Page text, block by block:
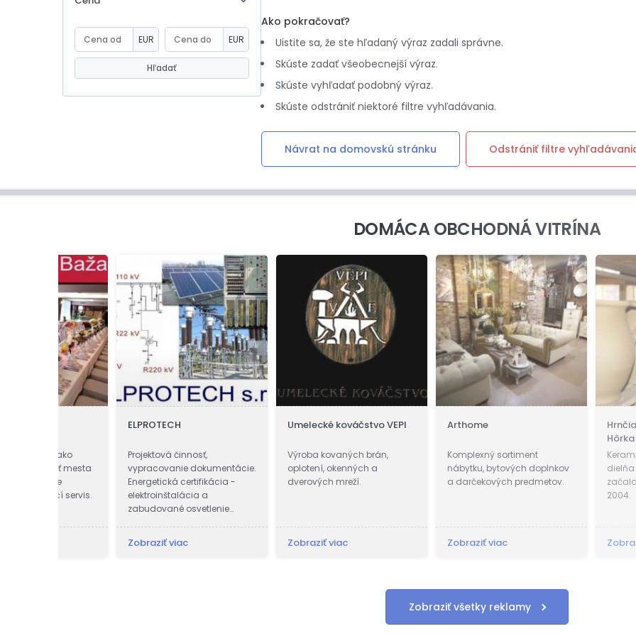
EUR EUR
Hľadať
Ako pokračovať?
Uistite sa, že ste hľadaný výraz zadali správne.
Skúste zadať všeobecnejší výraz.
Skúste vyhľadať podobný výraz.
Skúste odstrániť niektoré filtre vyhľadávania.
Návrat na domovskú stránku Odstrániť filtre
DOMÁCA OBCHODNÁ VITRÍNA
Projektová činnosť,
vypracovanie dokumentácie.
Energetická certifikácia -
elektroinštalácia a
zabudované osvetlenie
Zobraziť viac
Umelecké kováčstvo VEPI
Výroba kovaných brán,
oplotení, okenných a
dverových mreží.
Zobraziť viac
Arthome
Komplexný sortiment
nábytku, bytových doplnkov
a darčekových predmetov.
Zobraziť viac
Hrnčiarstvo
Keramická a
dielňa v Gemerskej
začala pôsobiť v r.
Zobraziť viac
Zobraziť všetky reklamy